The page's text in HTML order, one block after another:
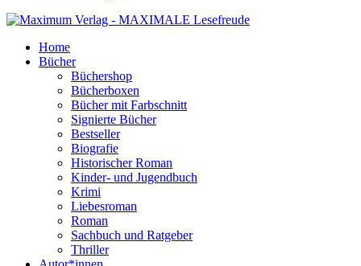
Home
Bücher
Büchershop
Bücherboxen
Bücher mit Farbschnitt
Signierte Bücher
Bestseller
Biografie
Historischer Roman
Kinder- und Jugendbuch
Krimi
Liebesroman
Roman
Sachbuch und Ratgeber
Thriller